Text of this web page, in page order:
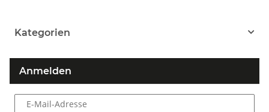
Kategorien
Anmelden
E-Mail-Adresse